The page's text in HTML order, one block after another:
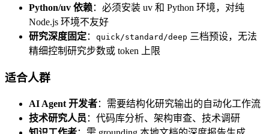
Python/uv 依赖：必须安装 uv 和 Python 环境，对纯
Node.js 环境不友好
研究深度固定： quick/standard/deep 三档预设，无法
精细控制研究步数或 token 上限
适合人群
AI Agent 开发者：需要结构化研究输出的自动化工作流
技术研究人员 ：代码库分析、架构审查、技术调研